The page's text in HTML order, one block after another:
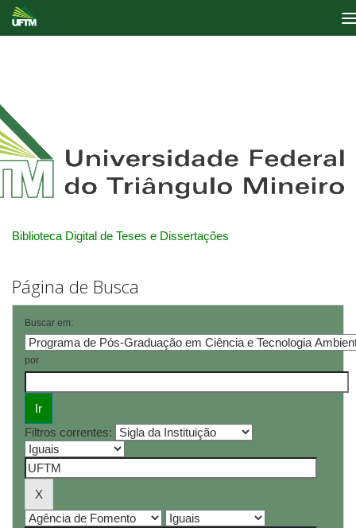
Biblioteca Digital de Teses e Dissertações
Página de Busca
Buscar em:
por
Filtros correntes: